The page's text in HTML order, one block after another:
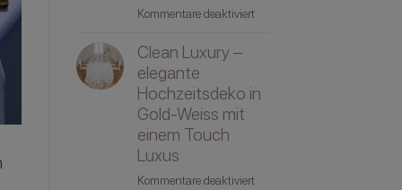
Kommentare deaktiviertfür
Hochzeit
rund
Clean Luxury –
elegante
Hochzeitsdeko in
Gold-Weiss mit
einem Touch
Luxus
Kommentare deaktiviertfür